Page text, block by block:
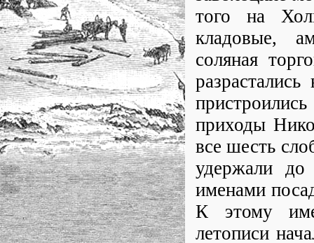
того на
кладовые,
соляная
приходы
все шесть
удержали до
именами
К этому
летописи